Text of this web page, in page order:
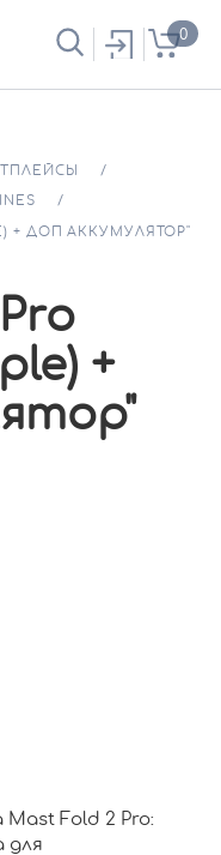
0
+ ДОП АККУМУЛЯТОР"
+
Fold 2 Pro:
для